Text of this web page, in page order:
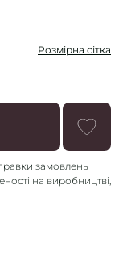
Розмірна сітка
замовлень
на виробництві,